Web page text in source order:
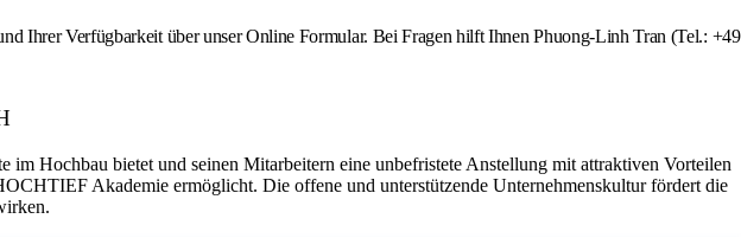
Ihrer Verfügbarkeit über unser Online Formular. Bei Fragen hilft Ihnen Phuong-Linh Tran (Tel.: +49
Hochbau bietet und seinen Mitarbeitern eine unbefristete Anstellung mit attraktiven Vorteilen
Akademie ermöglicht. Die offene und unterstützende Unternehmenskultur fördert die